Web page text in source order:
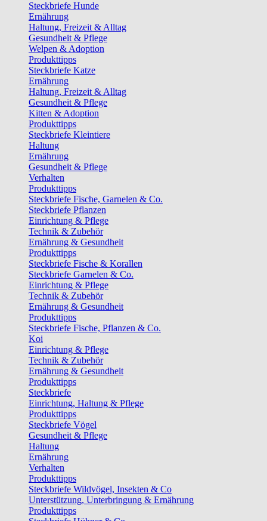
Steckbriefe Hunde
Ernährung
Haltung, Freizeit & Alltag
Gesundheit & Pflege
Welpen & Adoption
Produkttipps
Steckbriefe Katze
Ernährung
Haltung, Freizeit & Alltag
Gesundheit & Pflege
Kitten & Adoption
Produkttipps
Steckbriefe Kleintiere
Haltung
Ernährung
Gesundheit & Pflege
Verhalten
Produkttipps
Steckbriefe Fische, Garnelen & Co.
Steckbriefe Pflanzen
Einrichtung & Pflege
Technik & Zubehör
Ernährung & Gesundheit
Produkttipps
Steckbriefe Fische & Korallen
Steckbriefe Garnelen & Co.
Einrichtung & Pflege
Technik & Zubehör
Ernährung & Gesundheit
Produkttipps
Steckbriefe Fische, Pflanzen & Co.
Koi
Einrichtung & Pflege
Technik & Zubehör
Ernährung & Gesundheit
Produkttipps
Steckbriefe
Einrichtung, Haltung & Pflege
Produkttipps
Steckbriefe Vögel
Gesundheit & Pflege
Haltung
Ernährung
Verhalten
Produkttipps
Steckbriefe Wildvögel, Insekten & Co
Unterstützung, Unterbringung & Ernährung
Produkttipps